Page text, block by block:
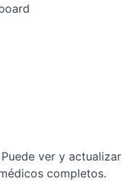
ver y actualizar
completos.